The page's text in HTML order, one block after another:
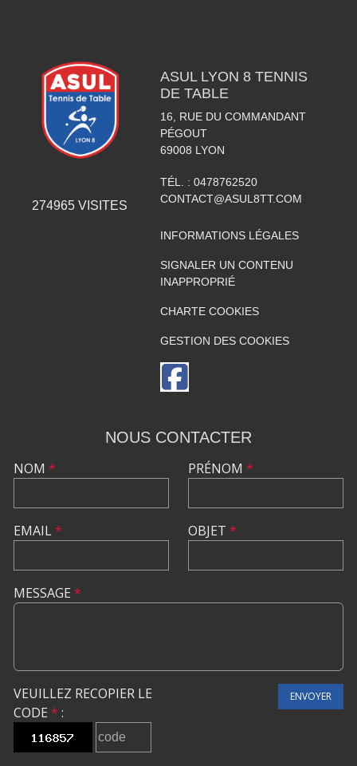
274965 VISITES
ASUL LYON 8 TENNIS
DE TABLE
16, RUE DU COMMANDANT
PÉGOUT
69008 LYON
TÉL. : 0478762520
CONTACT@ASUL8TT.COM
INFORMATIONS LÉGALES
SIGNALER UN CONTENU
INAPPROPRIÉ
CHARTE COOKIES
GESTION DES COOKIES
NOUS CONTACTER
NOM *
EMAIL*
PRÉNOM *
OBJET *
MESSAGE *
VEUILLEZ RECOPIER LE
CODE * :
ENVOYER